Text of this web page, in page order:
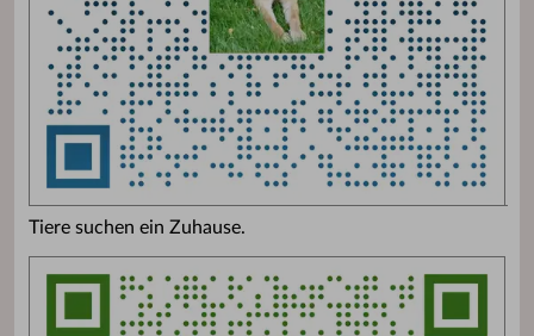
Tiere suchen ein Zuhause.